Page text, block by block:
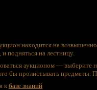
находится на
подняться на лестницу.
аукционом —
бы пролистывать предметы.
кбазе знаний